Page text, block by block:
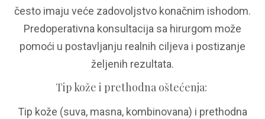
često imaju veće zadovoljstvo konačnim ishodom.
Predoperativna konsultacija sa hirurgom može
pomoći u postavljanju realnih ciljeva i postizanje
željenih rezultata.
Tip kože i prethodna oštećenja:
Tip kože (suva, masna, kombinovana) i prethodna